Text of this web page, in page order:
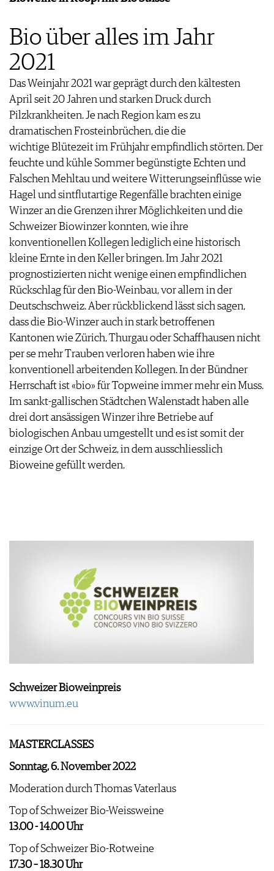
AUSGABE
ARCHIV
VORTEILSWELT
VINOPHILES
ARCHIV
GEWINNSPIELE
VORTEILSWELT
TRINKREIFETABELLE
ABO
WEINSUCHE
NEWSLETTER
WINE TRADE CLUB
REDAKTION
JOBS
WERBUNG
PRESSE
IMPRESSUM
AGB & DATENSCHUTZ
FAQ
Bio über alles im Jahr
2021
Das Weinjahr 2021 war geprägt durch den kältesten
April seit 20 Jahren und starken Druck durch
Pilzkrankheiten. Je nach Region kam es zu
dramatischen Frosteinbrüchen, die die
wichtige Blütezeit im Frühjahr empfindlich störten. Der
feuchte und kühle Sommer begünstigte Echten und
Falschen Mehltau und weitere Witterungseinflüsse wie
Hagel und sintflutartige Regenfälle brachten einige
Winzer an die Grenzen ihrer Möglichkeiten und die
Schweizer Biowinzer konnten, wie ihre
konventionellen Kollegen lediglich eine historisch
kleine Ernte in den Keller bringen. Im Jahr 2021
prognostizierten nicht wenige einen empfindlichen
Rückschlag für den Bio-Weinbau, vor allem in der
Deutschschweiz. Aber rückblickend lässt sich sagen,
dass die Bio-Winzer auch in stark betroffenen
Kantonen wie Zürich, Thurgau oder Schaffhausen nicht
per se mehr Trauben verloren haben wie ihre
konventionell arbeitenden Kollegen. In der Bündner
Herrschaft ist «bio» für Topweine immer mehr ein Muss.
Im sankt-gallischen Städtchen Walenstadt haben alle
drei dort ansässigen Winzer ihre Betriebe auf
biologischen Anbau umgestellt und es ist somit der
einzige Ort der Schweiz, in dem ausschliesslich
Bioweine gefüllt werden.
Schweizer Bioweinpreis
www.vinum.eu
MASTERCLASSES
Sonntag, 6. November 2022
Moderation durch Thomas Vaterlaus
Top of Schweizer Bio-Weissweine
13.00 - 14.00 Uhr
Top of Schweizer Bio-Rotweine
17.30 – 18.30 Uhr